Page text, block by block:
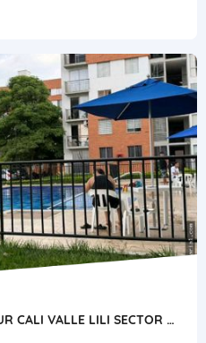
APARTAMENTO EN VENTA SUR CALI VALLE LILI SECTOR MELENDEZ 3ER PISO